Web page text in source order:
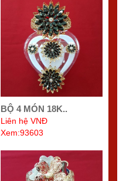
BỘ 4 MÓN 18K..
Liên hệ VNĐ
Xem:93603